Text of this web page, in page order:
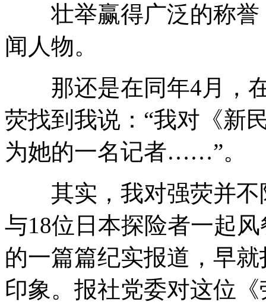
壮举赢得广泛的称誉
闻人物。
那还是在同年4月，在
荧找到我说：“我对《新
为她的一名记者……”。
其实，我对强荧并不
与18位日本探险者一起
的一篇篇纪实报道，早
印象。报社党委对这位